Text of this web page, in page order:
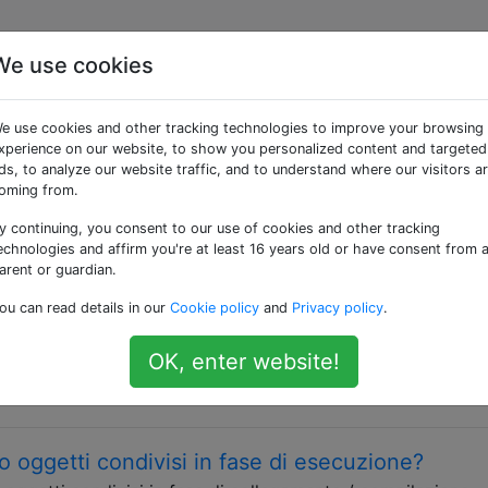
«dynamic-linking»
il processo di un sistema operativo (SO) che carica
i puntatori) le librerie condivise necessarie a un
SO (oggetto condiviso)?
su Linux usano "così numeri", vale a dire che alle
vengono assegnate estensioni diverse, ad esempio:
l'idea è di avere due file distinti in modo tale che su un
di …
oggetti condivisi in fase di esecuzione?
use cookies
use cookies and other tracking technologies to improve your browsing
on our website, to show you personalized content and targeted
to analyze our website traffic, and to understand where our visitors
from.
continuing, you consent to our use of cookies and other tracking
and affirm you're at least 16 years old or have consent from a
or guardian.
can read details in our Cookie policy and Privacy policy.
OK, enter website!